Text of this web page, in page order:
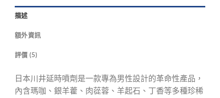
描述
額外資訊
評價 (5)
日本川井延時噴劑是一款專為男性設計的革命性產品，
內含瑪咖、銀羊藿、肉蓯蓉、羊起石、丁香等多種珍稀